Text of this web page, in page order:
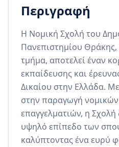
Περιγραφή
Η Νομική Σχολή του
Πανεπιστημίου
τμήμα, αποτελεί έναν
εκπαίδευσης και
Δικαίου στην Ελλάδα.
στην παραγωγή
επαγγελματιών, η Σχολή
υψηλό επίπεδο των
καλύπτοντας ένα ευρύ